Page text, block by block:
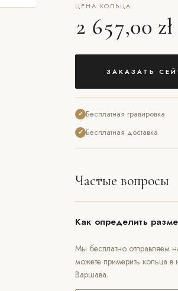
ЦЕНА КОЛЬЦА
2 657,00 zł
ЗАКАЗАТЬ
✓ Бесплатная гравировка
✓ Бесплатная доставка
Частые вопросы
Как определить
Мы бесплатно отправляем
можете примерить кольца
Варшава.